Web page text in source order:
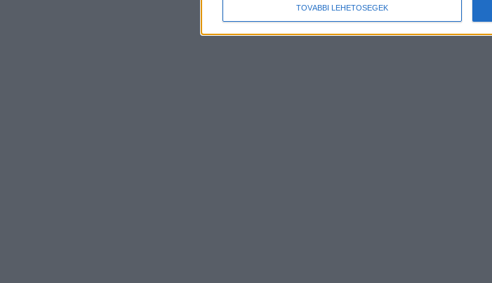
TOVÁBBI LEHETŐSÉGEK